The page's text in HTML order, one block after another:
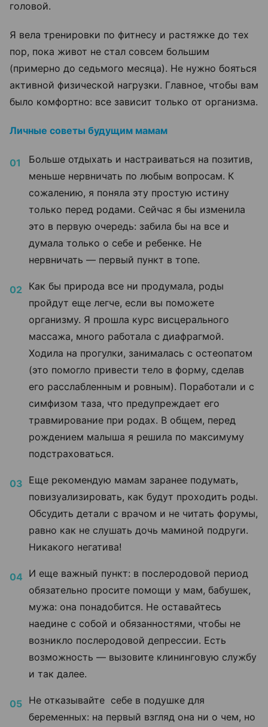
головой.
Я вела тренировки по фитнесу и растяжке до тех
пор, пока живот не стал совсем большим
(примерно до седьмого месяца). Не нужно бояться
активной физической нагрузки. Главное, чтобы вам
было комфортно: все зависит только от организма.
Личные советы будущим мамам
Больше отдыхать и настраиваться на позитив,
меньше нервничать по любым вопросам. К
сожалению, я поняла эту простую истину
только перед родами. Сейчас я бы изменила
это в первую очередь: забила бы на все и
думала только о себе и ребенке. Не
нервничать — первый пункт в топе.
Как бы природа все ни продумала, роды
пройдут еще легче, если вы поможете
организму. Я прошла курс висцерального
массажа, много работала с диафрагмой.
Ходила на прогулки, занималась с остеопатом
(это помогло привести тело в форму, сделав
его расслабленным и ровным). Поработали и с
симфизом таза, что предупреждает его
травмирование при родах. В общем, перед
рождением малыша я решила по максимуму
подстраховаться.
Еще рекомендую мамам заранее подумать,
повизуализировать, как будут проходить роды.
Обсудить детали с врачом и не читать форумы,
равно как не слушать дочь маминой подруги.
Никакого негатива!
И еще важный пункт: в послеродовой период
обязательно просите помощи у мам, бабушек,
мужа: она понадобится. Не оставайтесь
наедине с собой и обязанностями, чтобы не
возникло послеродовой депрессии. Есть
возможность — вызовите клининговую службу
и так далее.
Не отказывайте себе в подушке для
беременных: на первый взгляд она ни о чем, но